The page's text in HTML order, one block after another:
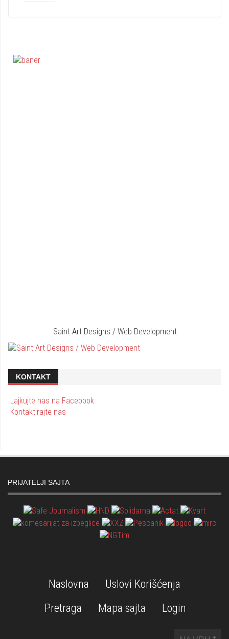
Saint Art Designs / Web Development
KONTAKT
Lajkujte nas na Facebook
Kontaktirajte nas
PRIJATELJI SAJTA
Naslovna
Uslovi Korišćenja
Pretraga
Mapa sajta Login